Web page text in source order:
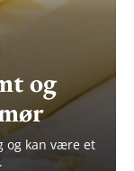
og
og kan være et